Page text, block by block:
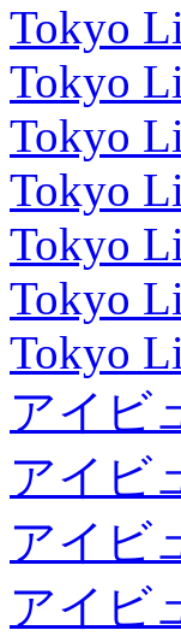
Tokyo
Tokyo
Tokyo
Tokyo
Tokyo
Tokyo
Tokyo
アイビ
アイビ
アイビ
アイビ